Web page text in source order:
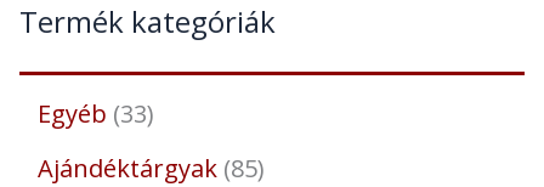
Termék kategóriák
Egyéb 33
Ajándéktárgyak 85